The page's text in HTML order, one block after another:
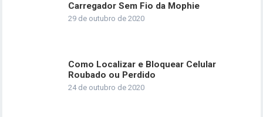
Carregador Sem Fio da Mophie
29 de outubro de 2020
Como Localizar e Bloquear Celular
Roubado ou Perdido
24 de outubro de 2020